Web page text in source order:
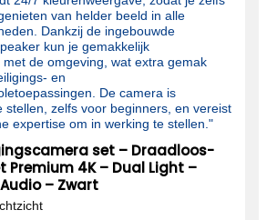
set – Draadloos-
Premium 4K – Dual Light –
– Zwart